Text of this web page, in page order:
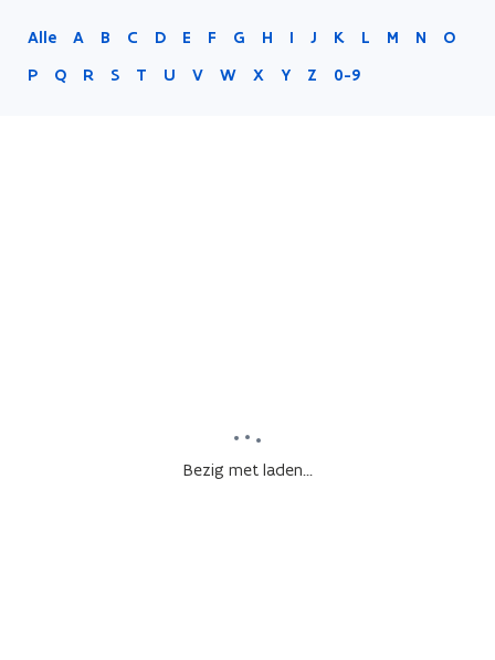
Alle A B C D E F G H I J K L M N
O
P
Q R S T U V W X Y Z 0-9
Bezig met laden...